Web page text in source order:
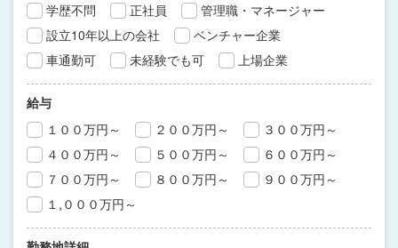
学歴不問
正社員
管理職・マネージャー
設立10年以上の会社
ベンチャー企業
車通勤可
未経験でも可 上場企業
給与
１００万円～
２００万円～
３００万円～
４００万円～
５００万円～
６００万円～
７００万円～
８００万円～
９００万円～
１,０００万円～